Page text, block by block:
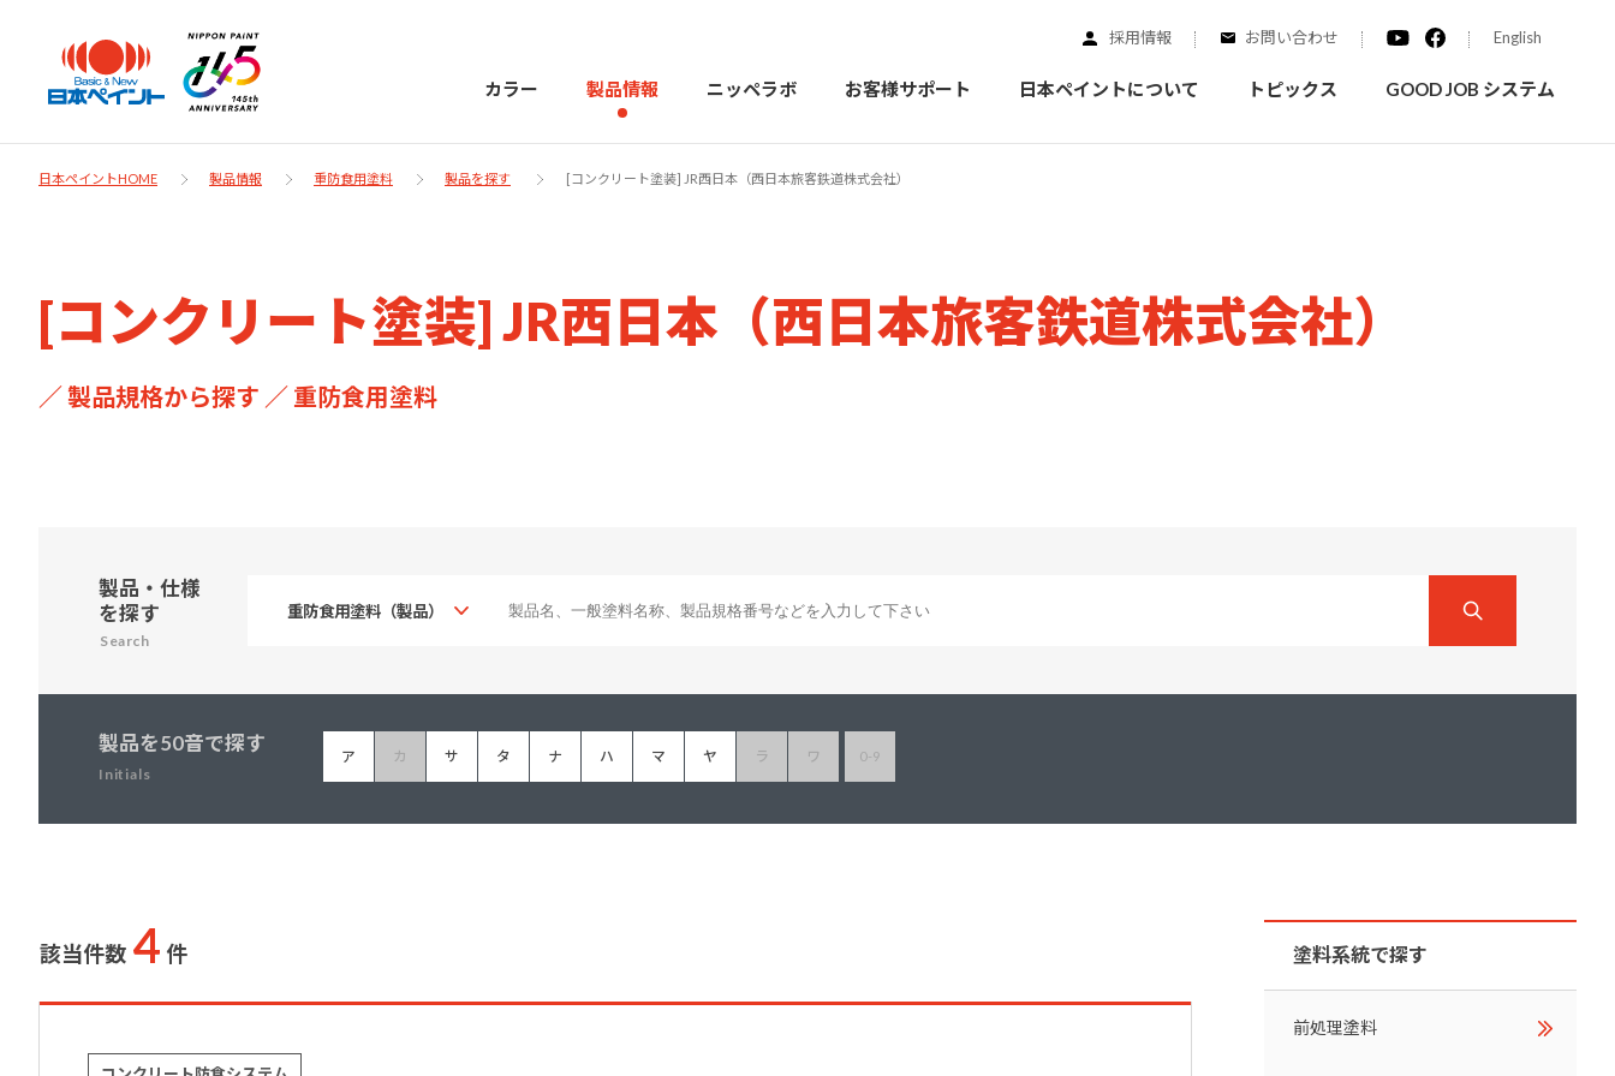
採用情報 お問い合わせ English
カラー 製品情報
幅広い製品ラインナップをご用意していま
す。
プロテクトン
ニッペラボ
ニッペラボ
PERFECT Color Design
カラーコーディネーター戸建ておすすめ配色
塗料・塗装を学ぶ
塗料や塗装について幅広く学ぶことができます
実績紹介
実際にどんな場所に塗られてるのか見てみましょう
お客様サポート
お客様サポー
ト
販売店様向けサイト よくあるご質問 みなさまへのお知らせ
日本ペイントについて
日本ペイント
に
ついて
のネットワークを通じて、卓越した塗料の
意匠性とコーティング技術をご提供してま
トップメッセージ 会社概要 拠点情報
トピックス GOOD JOB システム
日本ペイントHOME 製品情報 重防食用塗料 製品を探す [コンクリート塗装] JR西日本（西日本旅客鉄道株式会社）
[コンクリート塗装] JR西日本（西日本旅客鉄道株式会社）
／ 製品規格から探す ／ 重防食用塗料
製品・仕様
を探す
Search
製品を50音で探す
Initials
ア カ サ タ ナ ハ マ ヤ ラ ワ 0-9
該当件数 4 件 塗料系統で探す
前処理塗料